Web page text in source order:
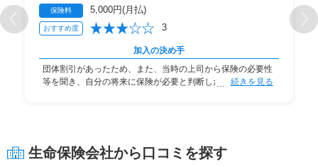
保険料 5,000円(月払)
おすすめ度 3
加入の決め手
団体割引があったため、また、当時の上司から保険の必要性
等を聞き、自分の将来に保険が必要と判断したため続きを見る
生命保険会社から口コミを探す